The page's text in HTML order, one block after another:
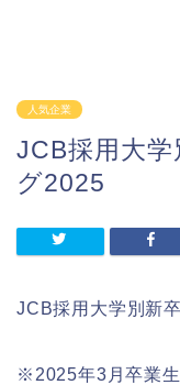
人気企業
JCB採用大
グ2025
JCB採用大学別新
※2025年3月卒業